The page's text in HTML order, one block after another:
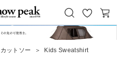
Peak
お
気
カ
ットソー ＞ Kids Sweatshirt